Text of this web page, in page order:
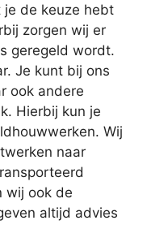
je de keuze hebt
zorgen wij er
geregeld wordt.
Je kunt bij ons
ook andere
Hierbij kun je
Wij
naar
wij ook de
altijd advies